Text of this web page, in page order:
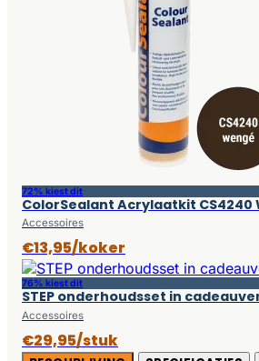
72% kiest dit
ColorSealant Acrylaatkit CS4240
Accessoires
€13,95/koker
76% kiest dit
STEP onderhoudsset in
Accessoires
€29,95/stuk